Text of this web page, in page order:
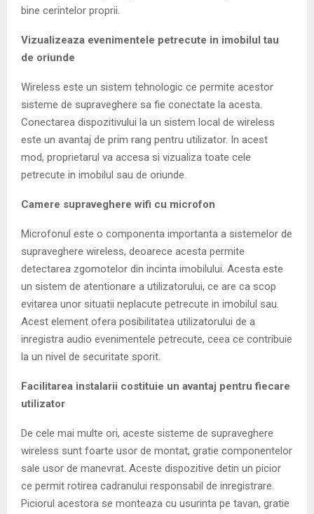
bine cerintelor proprii.
Vizualizeaza evenimentele petrecute in imobilul tau
de oriunde
Wireless este un sistem tehnologic ce permite acestor
sisteme de supraveghere sa fie conectate la acesta.
Conectarea dispozitivului la un sistem local de wireless
este un avantaj de prim rang pentru utilizator. In acest
mod, proprietarul va accesa si vizualiza toate cele
petrecute in imobilul sau de oriunde.
Camere supraveghere wifi cu microfon
Microfonul este o componenta importanta a sistemelor de
supraveghere wireless, deoarece acesta permite
detectarea zgomotelor din incinta imobilului. Acesta este
un sistem de atentionare a utilizatorului, ce are ca scop
evitarea unor situatii neplacute petrecute in imobilul sau.
Acest element ofera posibilitatea utilizatorului de a
inregistra audio evenimentele petrecute, ceea ce contribuie
la un nivel de securitate sporit.
Facilitarea instalarii costituie un avantaj pentru fiecare
utilizator
De cele mai multe ori, aceste sisteme de supraveghere
wireless sunt foarte usor de montat, gratie componentelor
sale usor de manevrat. Aceste dispozitive detin un picior
ce permit rotirea cadranului responsabil de inregistrare.
Piciorul acestora se monteaza cu usurinta pe tavan, gratie